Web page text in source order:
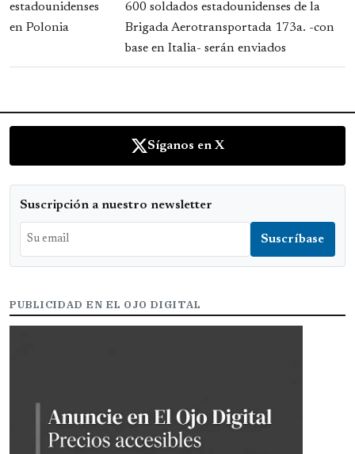
600 soldados estadounidenses de la
Brigada Aerotransportada 173a. -con
base en Italia- serán enviados
Síganos en X
Suscripción a nuestro newsletter
PUBLICIDAD EN EL OJO DIGITAL